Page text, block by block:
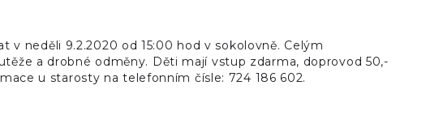
v neděli 9.2.2020 od 15:00 hod v sokolovně. Celým
a drobné odměny. Děti mají vstup zdarma, doprovod 50,-
u starosty na telefonním čísle: 724 186 602.